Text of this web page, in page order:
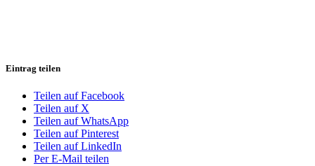
Eintrag teilen
Teilen auf Facebook
Teilen auf X
Teilen auf WhatsApp
Teilen auf Pinterest
Teilen auf LinkedIn
Per E-Mail teilen